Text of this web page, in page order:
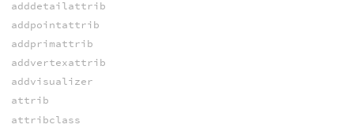
adddetailattrib
addpointattrib
addprimattrib
addvertexattrib
addvisualizer
attrib
attribclass